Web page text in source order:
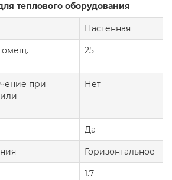
теплового оборудования
Настенная
25
при
Нет
Да
Горизонтальное
1.7